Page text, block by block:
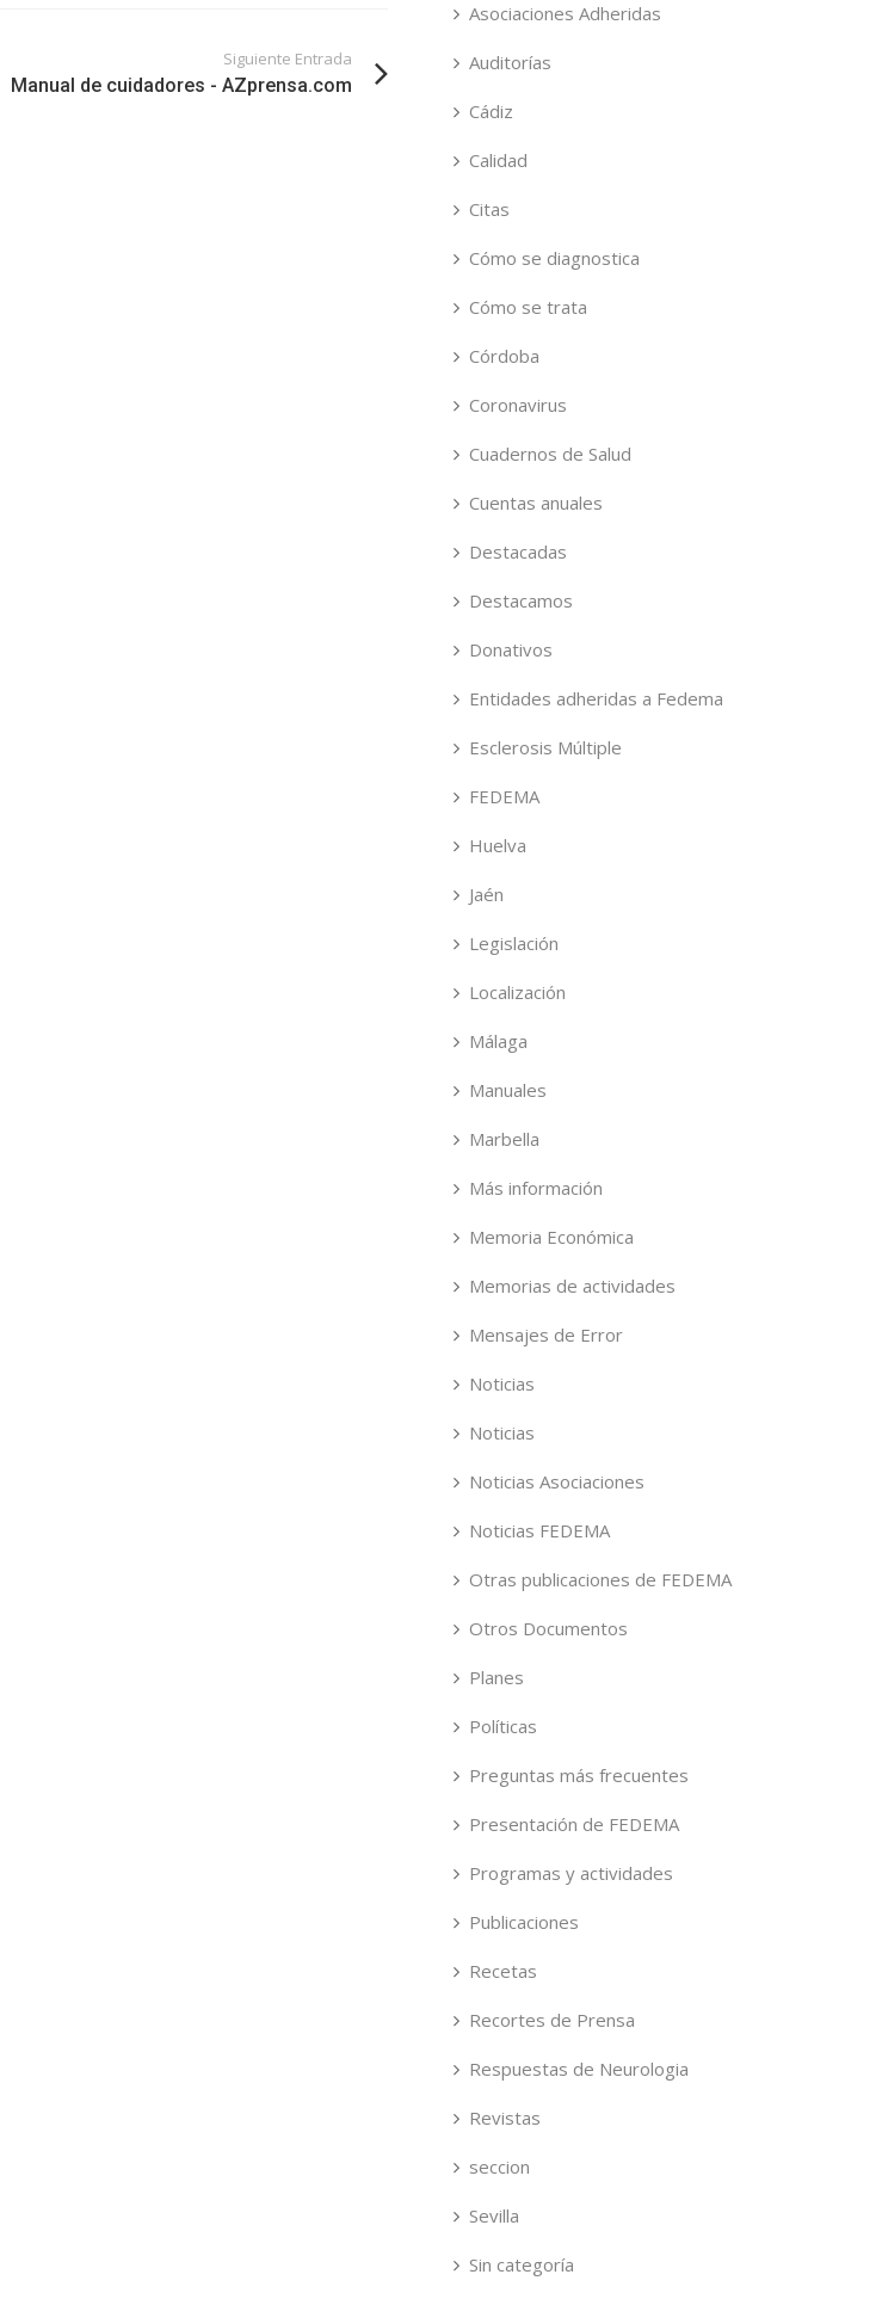
Siguiente Entrada
Manual de cuidadores - AZprensa.com
Asociaciones Adheridas
Auditorías
Cádiz
Calidad
Citas
Cómo se diagnostica
Cómo se trata
Córdoba
Coronavirus
Cuadernos de Salud
Cuentas anuales
Destacadas
Destacamos
Donativos
Entidades adheridas a Fedema
Esclerosis Múltiple
FEDEMA
Huelva
Jaén
Legislación
Localización
Málaga
Manuales
Marbella
Más información
Memoria Económica
Memorias de actividades
Mensajes de Error
Noticias
Noticias
Noticias Asociaciones
Noticias FEDEMA
Otras publicaciones de FEDEMA
Otros Documentos
Planes
Políticas
Preguntas más frecuentes
Presentación de FEDEMA
Programas y actividades
Publicaciones
Recetas
Recortes de Prensa
Respuestas de Neurologia
Revistas
seccion
Sevilla
Sin categoría